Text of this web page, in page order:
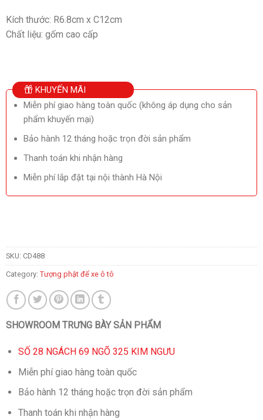
Kích thước: R6.8cm x C12cm
Chất liệu: gốm cao cấp
KHUYẾN MÃI
Miễn phí giao hàng toàn quốc (không áp dụng cho sản
phẩm khuyến mại)
Bảo hành 12 tháng hoặc trọn đời sản phẩm
Thanh toán khi nhận hàng
Miễn phí lắp đặt tại nội thành Hà Nội
SKU: CD488
Category: Tượng phật để xe ô tô
SHOWROOM TRƯNG BÀY SẢN PHẨM
SỐ 28 NGÁCH 69 NGÕ 325 KIM NGƯU
Miễn phí giao hàng toàn quốc
Bảo hành 12 tháng hoặc trọn đời sản phẩm
Thanh toán khi nhận hàng